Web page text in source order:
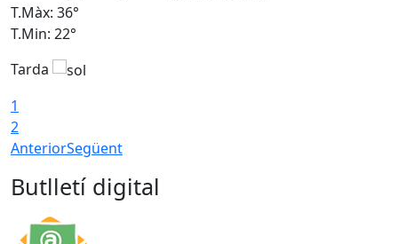
T.Màx: 36°
T.Min: 22°
Tarda
1
2
AnteriorSegüent
Butlletí digital